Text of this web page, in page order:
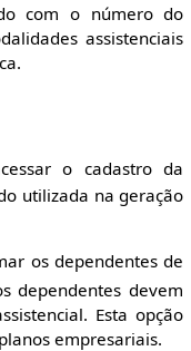
com o número do
assistenciais
o cadastro da
utilizada na geração
os dependentes de
dependentes devem
Esta opção
empresariais.